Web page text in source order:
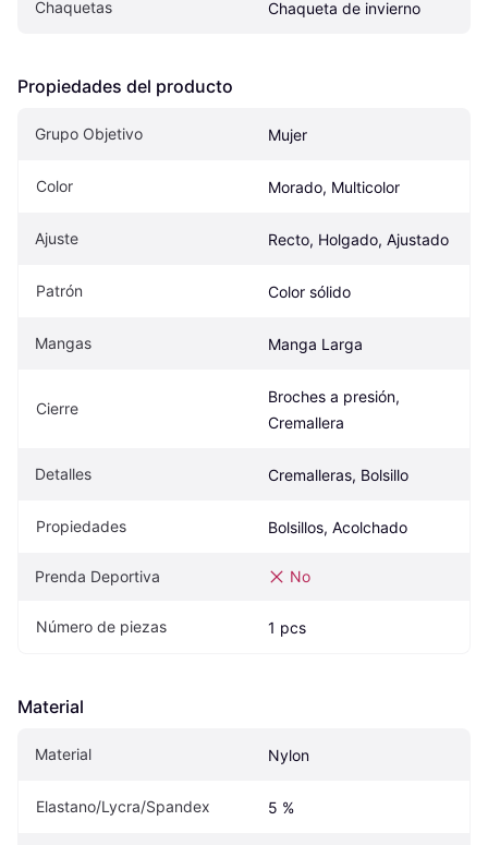
Chaquetas Chaqueta de invierno
Propiedades del producto
Grupo Objetivo Mujer
Color Morado, Multicolor
Ajuste Recto, Holgado, Ajustado
Patrón Color sólido
Mangas Manga Larga
Cierre
Broches a presión,
Cremallera
Detalles Cremalleras, Bolsillo
Propiedades Bolsillos, Acolchado
Prenda Deportiva No
Número de piezas 1 pcs
Material
Material Nylon
Elastano/Lycra/Spandex 5 %